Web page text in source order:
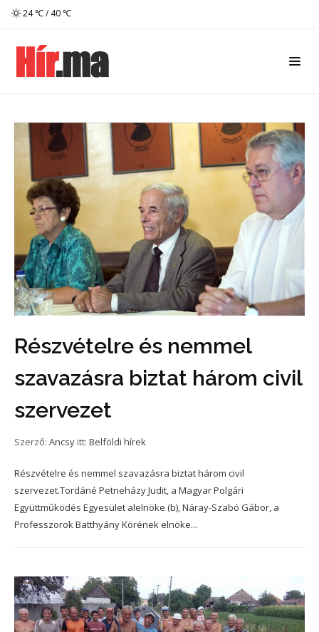
24 ℃ / 40 ℃
Részvételre és nemmel
szavazásra biztat három civil
szervezet
Szerző: Ancsy itt: Belföldi hírek
Részvételre és nemmel szavazásra biztat három civil
szervezet.Tordáné Petneházy Judit, a Magyar Polgári
Együttműködés Egyesület alelnöke (b), Náray-Szabó Gábor, a
Professzorok Batthyány Körének elnöke...